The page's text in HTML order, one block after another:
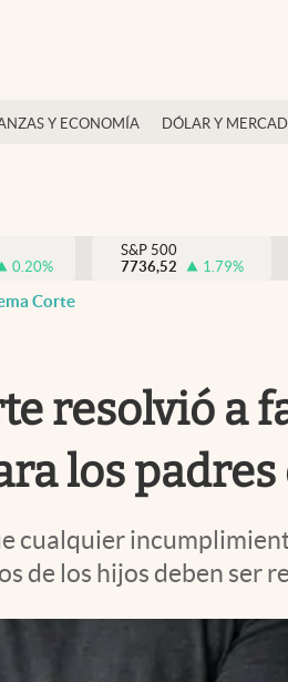
Y ECONOMÍA DÓLAR Y
0.20%
S&P 500
7736,52
1.79%
Corte
resolvió a
los
cualquier
de los hijos deben ser